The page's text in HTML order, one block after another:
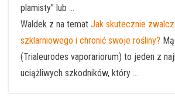
plamisty” lub ...
Waldek z na temat Jak skutecznie
szklarniowego i chronić swoje rośliny?
(Trialeurodes vaporariorum) to jeden z
uciążliwych szkodników, który ...